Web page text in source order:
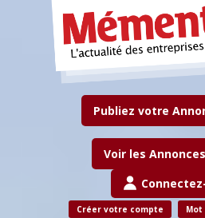
Publiez votre
Voir les
Créer votre compte Mot